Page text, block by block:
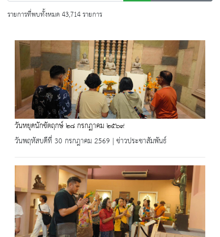
รายการที่พบทั้งหมด 43,714 รายการ
วันหยุดนักขัตฤกษ์ ๒๘ กรกฏาคม ๒๕๖๙
วันพฤหัสบดีที่ 30 กรกฎาคม 2569 | ข่าวประชาสัมพันธ์